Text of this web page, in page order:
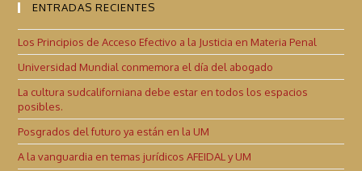
o
k
b
e
C
h
a
n
ENTRADAS RECIENTES
Los Principios de Acceso Efectivo a la Justicia en Materia Penal
Universidad Mundial conmemora el día del abogado
La cultura sudcaliforniana debe estar en todos los espacios
posibles.
Posgrados del futuro ya están en la UM
A la vanguardia en temas jurídicos AFEIDAL y UM